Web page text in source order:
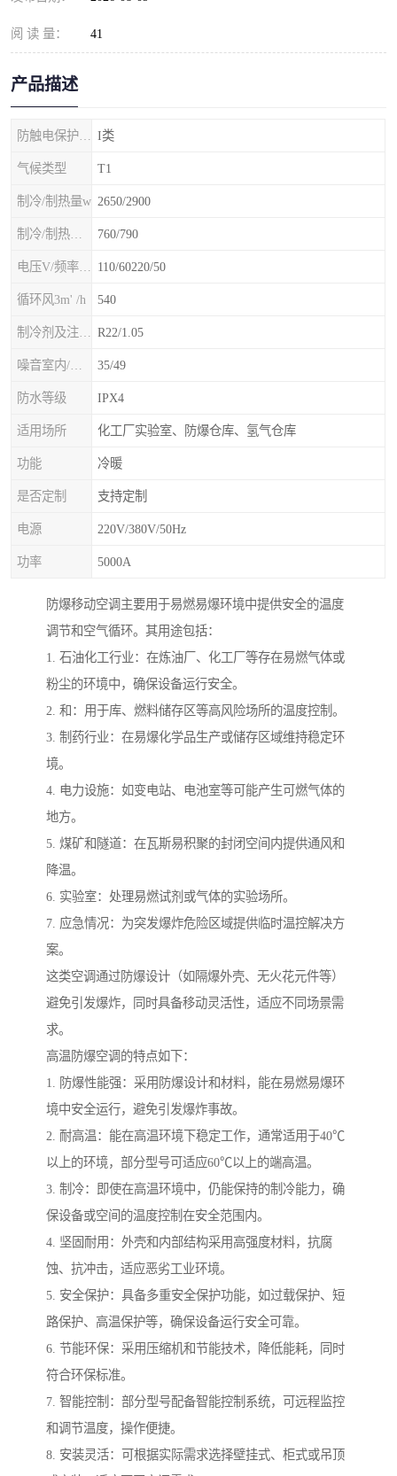
阅 读 量： 41
产品描述
I类
气候类型 T1
制冷/制热量w 2650/2900
760/790
110/60220/50
循环风3m' /h 540
R22/1.05
35/49
防水等级 IPX4
适用场所 化工厂实验室、防爆仓库、氢气仓库
功能 冷暖
是否定制 支持定制
电源 220V/380V/50Hz
功率 5000A
防爆移动空调主要用于易燃易爆环境中提供安全的温度
调节和空气循环。其用途包括：
1. 石油化工行业：在炼油厂、化工厂等存在易燃气体或
粉尘的环境中，确保设备运行安全。
2. 和：用于库、燃料储存区等高风险场所的温度控制。
3. 制药行业：在易爆化学品生产或储存区域维持稳定环
境。
4. 电力设施：如变电站、电池室等可能产生可燃气体的
地方。
5. 煤矿和隧道：在瓦斯易积聚的封闭空间内提供通风和
降温。
6. 实验室：处理易燃试剂或气体的实验场所。
7. 应急情况：为突发爆炸危险区域提供临时温控解决方
案。
这类空调通过防爆设计（如隔爆外壳、无火花元件等）
避免引发爆炸，同时具备移动灵活性，适应不同场景需
求。
高温防爆空调的特点如下：
1. 防爆性能强：采用防爆设计和材料，能在易燃易爆环
境中安全运行，避免引发爆炸事故。
2. 耐高温：能在高温环境下稳定工作，通常适用于40℃
以上的环境，部分型号可适应60℃以上的端高温。
3. 制冷：即使在高温环境中，仍能保持的制冷能力，确
保设备或空间的温度控制在安全范围内。
4. 坚固耐用：外壳和内部结构采用高强度材料，抗腐
蚀、抗冲击，适应恶劣工业环境。
5. 安全保护：具备多重安全保护功能，如过载保护、短
路保护、高温保护等，确保设备运行安全可靠。
6. 节能环保：采用压缩机和节能技术，降低能耗，同时
符合环保标准。
7. 智能控制：部分型号配备智能控制系统，可远程监控
和调节温度，操作便捷。
8. 安装灵活：可根据实际需求选择壁挂式、柜式或吊顶